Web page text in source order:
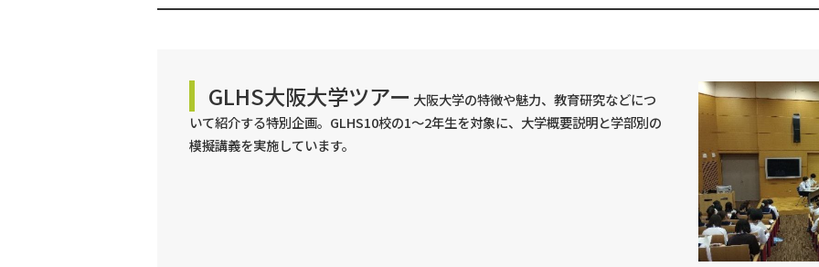
GLHS大阪大学ツアー 大阪大学の特徴や魅力、教育研究などにつ
いて紹介する特別企画。GLHS10校の1～2年生を対象に、大学概要説明と学部別の
模擬講義を実施しています。